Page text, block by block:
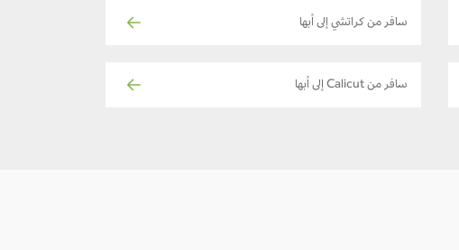
سافر من كراتشي إلى أبها
سافر من Calicut إلى أبها